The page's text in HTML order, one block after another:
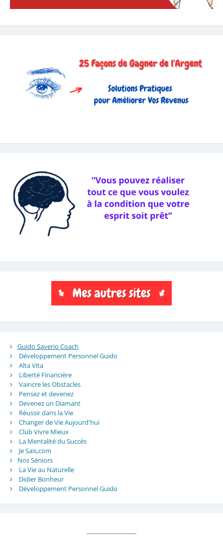
Guido Saverio Coach
Développement Personnel Guido
Alta Vita
Liberté Financière
Vaincre les Obstacles
Pensez et devenez
Devenez un Diamant
Réussir dans la Vie
Changer de Vie Aujourd'hui
Club Vivre Mieux
La Mentalité du Succès
Je Sais,com
Nos Séniors
La Vie au Naturelle
Didier Bonheur
Développement Personnel Guido